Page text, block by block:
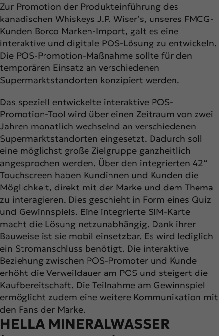
Zur Promotion der Produkteinführung des
kanadischen Whiskeys J.P. Wiser’s, unseres FMCG-
Kunden Borco Marken-Import, galt es eine
interaktive und digitale POS-Lösung zu entwickeln.
Die POS-Promotion-Maßnahme sollte für den
temporären Einsatz an verschiedenen
Supermarktstandorten konzipiert werden.
Das speziell entwickelte interaktive POS-
Promotion-Tool wird über einen Zeitraum von zwei
Jahren monatlich wechselnd an verschiedenen
Supermarktstandorten eingesetzt. Dadurch soll
eine möglichst große Zielgruppe ganzheitlich
angesprochen werden. Über den integrierten 42“
Touchscreen haben Kundinnen und Kunden die
Möglichkeit, direkt mit der Marke und dem Thema
zu interagieren. Dies geschieht in Form eines Quiz
und Gewinnspiels. Eine integrierte SIM-Karte
macht die Lösung netzunabhängig. Dank ihrer
Bauweise ist sie mobil einsetzbar. Es wird lediglich
ein Stromanschluss benötigt. Die interaktive
Beziehung zwischen POS-Promoter und Kunde
erhöht die Verweildauer am POS und steigert die
Kaufbereitschaft. Die Teilnahme am Gewinnspiel
ermöglicht zudem eine weitere Kommunikation mit
den Fans der Marke.
HELLA MINERALWASSER